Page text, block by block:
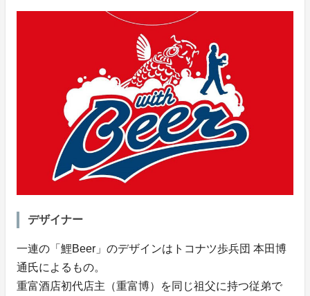
デザイナー
一連の「鯉Beer」のデザインはトコナツ歩兵団 本田博
通氏によるもの。
重富酒店初代店主（重富博）を同じ祖父に持つ従弟で